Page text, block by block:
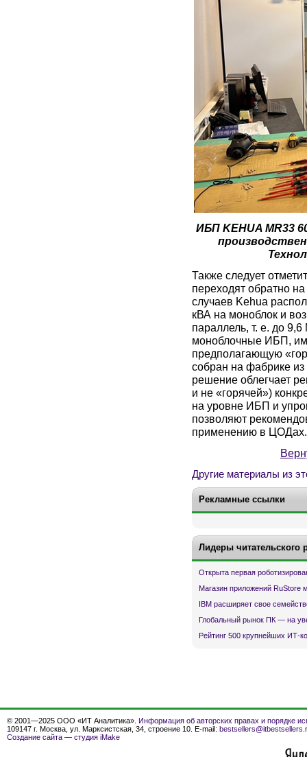
ИБП KEHUA MR33
Также следует
переходят обратно
случаев Kehua
кВА на моноблок и
параллель, т. е. до
моноблочные ИБП,
предполагающую
собран на фабрике
решение облегчает
и не «горячей»)
на уровне ИБП и
позволяют
применению в ЦОДах.
Другие материалы из
Рекламные ссылки
Лидеры читательского
Открыта первая
Магазин приложений RuStore
IBM расширяет свое
Глобальный рынок ПК — на
Рейтинг 500 крупнейших ИТ-
© 2001—2025 ООО «ИТ Аналитика». Информация об авторских правах и порядке
109147 г. Москва, ул. Марксистская, 34, строение 10. E-mail:
Создание сайта — студия iMake